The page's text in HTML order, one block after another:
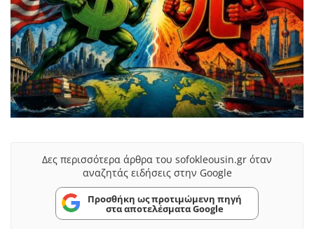
Δες περισσότερα άρθρα του sofokleousin.gr όταν
αναζητάς ειδήσεις στην Google
Προσθήκη ως προτιμώμενη πηγή
στα αποτελέσματα Google